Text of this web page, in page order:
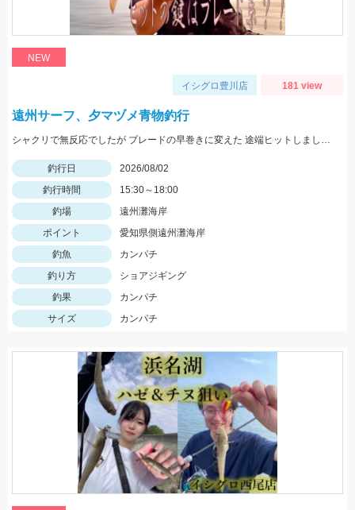
NEW
イシグロ豊川店 181 view
遠州サーフ、夕マヅメ青物釣行
シャクリで無反応でしたが ブレードの早巻きに変えた 途端ヒットしましたよ！
釣行日
2026/08/02
釣行時間
15:30～18:00
釣場
遠州灘海岸
ポイント
愛知県側遠州灘海岸
釣魚
カンパチ
釣り方
ショアジギング
釣果
カンパチ
サイズ
カンパチ